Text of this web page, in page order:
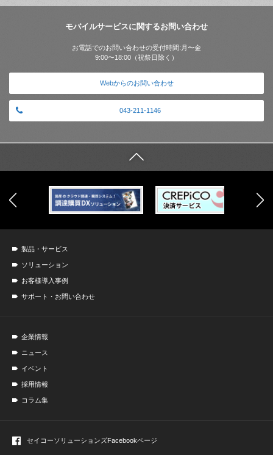
モバイルサービスに関するお問い合わせ
お電話でのお問い合わせの受付時間:月〜金
9:00〜18:00（祝祭日除く）
Webからのお問い合わせ
043-211-1146
製品・サービス
ソリューション
お客様導入事例
サポート・お問い合わせ
企業情報
ニュース
イベント
採用情報
コラム集
セイコーソリューションズFacebookページ